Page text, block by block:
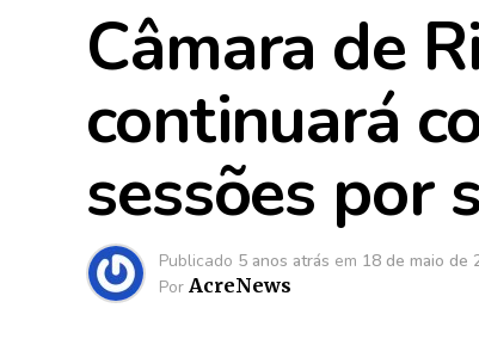
Câmara de
continuará
sessões por
Publicado 5 anos atrás em 18 de maio de
Por AcreNews